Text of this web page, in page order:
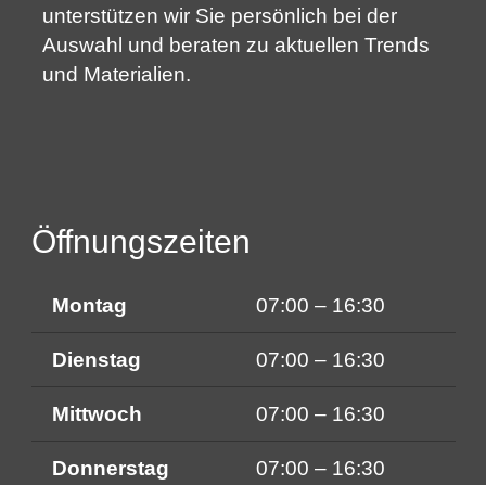
unterstützen wir Sie persönlich bei der
Auswahl und beraten zu aktuellen Trends
und Materialien.
Öffnungszeiten
Montag 07:00 – 16:30
Dienstag 07:00 – 16:30
Mittwoch 07:00 – 16:30
Donnerstag 07:00 – 16:30